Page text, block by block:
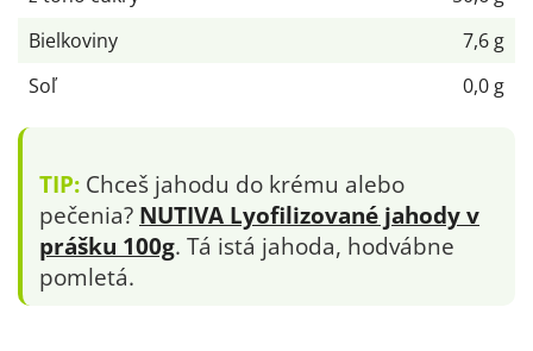
Bielkoviny
7,6 g
Soľ
0,0 g
TIP: Chceš jahodu do krému alebo
pečenia? NUTIVA Lyofilizované jahody v
prášku 100g. Tá istá jahoda, hodvábne
pomletá.